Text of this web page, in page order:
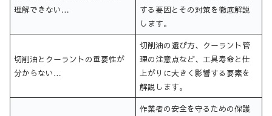
理解できない…
する要因とその対策を徹底解説
します。
切削油とクーラントの重要性が
分からない…
切削油の選び方、クーラント管
理の注意点など、工具寿命と仕
上がりに大きく影響する要素を
解説します。
作業者の安全を守るための保護